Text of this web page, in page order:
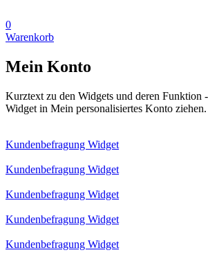
0
Warenkorb
Mein Konto
Kurztext zu den Widgets und deren Funktion
Widget in Mein personalisiertes Konto ziehen.
Kundenbefragung Widget
Kundenbefragung Widget
Kundenbefragung Widget
Kundenbefragung Widget
Kundenbefragung Widget